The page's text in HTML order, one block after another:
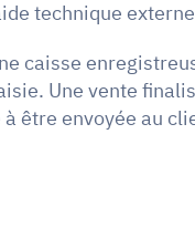
technique
caisse
Une vente
être envoyée au